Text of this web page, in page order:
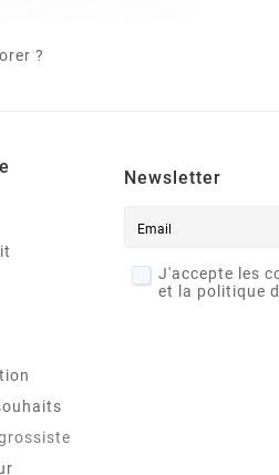
?
Newsletter
J'accepte les
et la politique